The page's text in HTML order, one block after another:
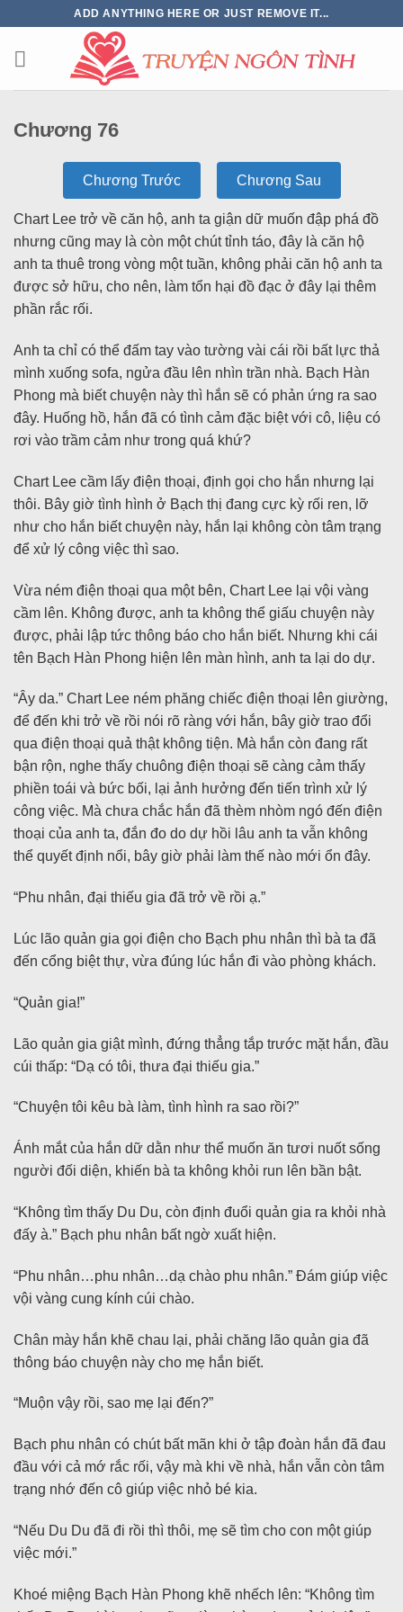
ADD ANYTHING HERE OR JUST REMOVE IT...
Chương 76
Chương Trước Chương Sau
Chart Lee trở về căn hộ, anh ta giận dữ muốn đập phá đồ
nhưng cũng may là còn một chút tỉnh táo, đây là căn hộ
anh ta thuê trong vòng một tuần, không phải căn hộ anh ta
được sở hữu, cho nên, làm tổn hại đồ đạc ở đây lại thêm
phần rắc rối.
Anh ta chỉ có thể đấm tay vào tường vài cái rồi bất lực thả
mình xuống sofa, ngửa đầu lên nhìn trần nhà. Bạch Hàn
Phong mà biết chuyện này thì hắn sẽ có phản ứng ra sao
đây. Huống hồ, hắn đã có tình cảm đặc biệt với cô, liệu có
rơi vào trầm cảm như trong quá khứ?
Chart Lee cầm lấy điện thoại, định gọi cho hắn nhưng lại
thôi. Bây giờ tình hình ở Bạch thị đang cực kỳ rối ren, lỡ
như cho hắn biết chuyện này, hắn lại không còn tâm trạng
để xử lý công việc thì sao.
Vừa ném điện thoại qua một bên, Chart Lee lại vội vàng
cầm lên. Không được, anh ta không thể giấu chuyện này
được, phải lập tức thông báo cho hắn biết. Nhưng khi cái
tên Bạch Hàn Phong hiện lên màn hình, anh ta lại do dự.
“Ây da.” Chart Lee ném phăng chiếc điện thoại lên giường,
để đến khi trở về rồi nói rõ ràng với hắn, bây giờ trao đổi
qua điện thoại quả thật không tiện. Mà hắn còn đang rất
bận rộn, nghe thấy chuông điện thoại sẽ càng cảm thấy
phiền toái và bức bối, lại ảnh hưởng đến tiến trình xử lý
công việc. Mà chưa chắc hắn đã thèm nhòm ngó đến điện
thoại của anh ta, đắn đo do dự hồi lâu anh ta vẫn không
thể quyết định nổi, bây giờ phải làm thế nào mới ổn đây.
“Phu nhân, đại thiếu gia đã trở về rồi ạ.”
Lúc lão quản gia gọi điện cho Bạch phu nhân thì bà ta đã
đến cổng biệt thự, vừa đúng lúc hắn đi vào phòng khách.
“Quản gia!”
Lão quản gia giật mình, đứng thẳng tắp trước mặt hắn, đầu
cúi thấp: “Dạ có tôi, thưa đại thiếu gia.”
“Chuyện tôi kêu bà làm, tình hình ra sao rồi?”
Ánh mắt của hắn dữ dằn như thể muốn ăn tươi nuốt sống
người đối diện, khiến bà ta không khỏi run lên bần bật.
“Không tìm thấy Du Du, còn định đuổi quản gia ra khỏi nhà
đấy à.” Bạch phu nhân bất ngờ xuất hiện.
“Phu nhân…phu nhân…dạ chào phu nhân.” Đám giúp việc
vội vàng cung kính cúi chào.
Chân mày hắn khẽ chau lại, phải chăng lão quản gia đã
thông báo chuyện này cho mẹ hắn biết.
“Muộn vậy rồi, sao mẹ lại đến?”
Bạch phu nhân có chút bất mãn khi ở tập đoàn hắn đã đau
đầu với cả mớ rắc rối, vậy mà khi về nhà, hắn vẫn còn tâm
trạng nhớ đến cô giúp việc nhỏ bé kia.
“Nếu Du Du đã đi rồi thì thôi, mẹ sẽ tìm cho con một giúp
việc mới.”
Khoé miệng Bạch Hàn Phong khẽ nhếch lên: “Không tìm